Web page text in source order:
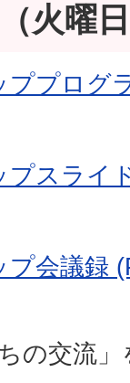
火曜
ププログ
プスライ
プ会議録
の交流